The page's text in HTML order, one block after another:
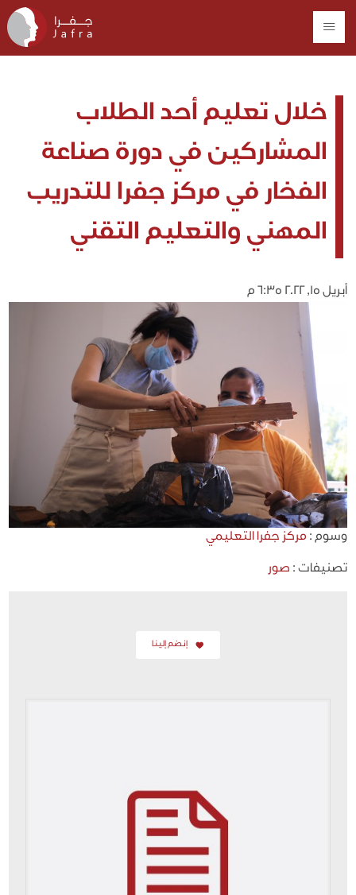
خلال تعليم أحد الطلاب
المشاركين في دورة صناعة
الفخار في مركز جفرا للتدريب
المهني والتعليم التقني
أبريل 15, 2022 6:35 م
وسوم : مركز جفرا التعليمي
تصنيفات : صور
إنضم إلينا